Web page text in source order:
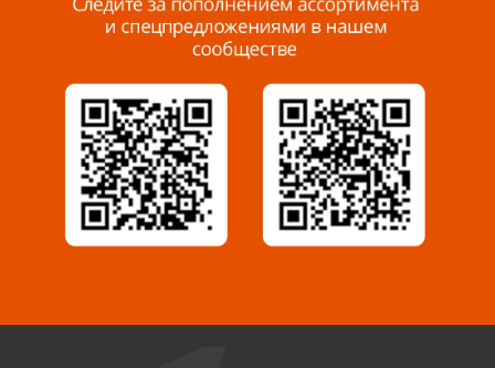
Миасс, ул. Романенко, 95
8 922 500 30 39
Сызрань, ул. Декабристов, 1А
8 927 009 54 63
Саратов, ул. Танкистов, 37 (БЦ «Дикомп»)